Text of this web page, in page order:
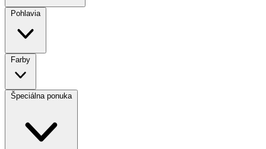
Pohlavia
Farby
Špeciálna ponuka